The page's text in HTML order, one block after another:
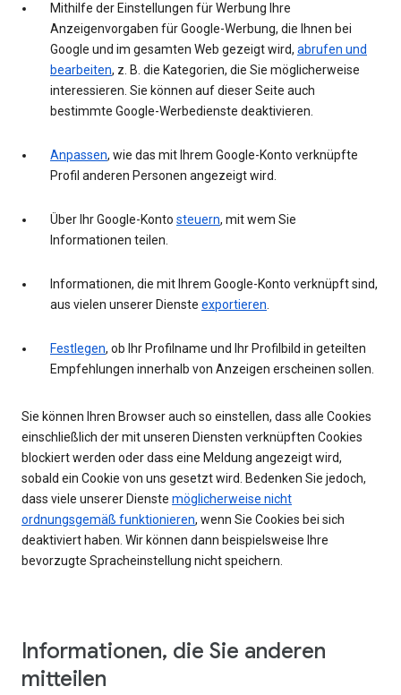
Mithilfe der Einstellungen für Werbung Ihre
Anzeigenvorgaben für Google-Werbung, die Ihnen bei
Google und im gesamten Web gezeigt wird, abrufen und
bearbeiten, z. B. die Kategorien, die Sie möglicherweise
interessieren. Sie können auf dieser Seite auch
bestimmte Google-Werbedienste deaktivieren.
Anpassen, wie das mit Ihrem Google-Konto verknüpfte
Profil anderen Personen angezeigt wird.
Über Ihr Google-Konto steuern, mit wem Sie
Informationen teilen.
Informationen, die mit Ihrem Google-Konto verknüpft sind,
aus vielen unserer Dienste exportieren.
Festlegen, ob Ihr Profilname und Ihr Profilbild in geteilten
Empfehlungen innerhalb von Anzeigen erscheinen sollen.
Sie können Ihren Browser auch so einstellen, dass alle Cookies
einschließlich der mit unseren Diensten verknüpften Cookies
blockiert werden oder dass eine Meldung angezeigt wird,
sobald ein Cookie von uns gesetzt wird. Bedenken Sie jedoch,
dass viele unserer Dienste möglicherweise nicht
ordnungsgemäß funktionieren, wenn Sie Cookies bei sich
deaktiviert haben. Wir können dann beispielsweise Ihre
bevorzugte Spracheinstellung nicht speichern.
Informationen, die Sie anderen
mitteilen